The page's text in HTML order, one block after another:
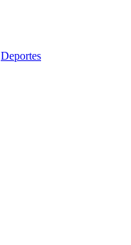
Deportes